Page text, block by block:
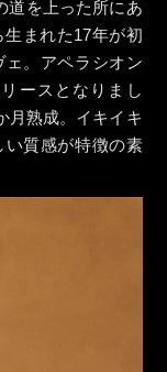
道を上った所にあ
まれた17年が初
ェ。アペラシオン
ースとなりまし
月熟成。イキイキ
い質感が特徴の素